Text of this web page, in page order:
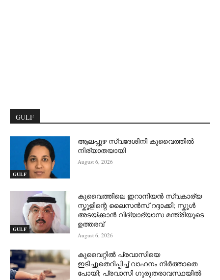
GULF
GULF
ആലപ്പുഴ സ്വദേശിനി കുവൈത്തിൽ
നിര്യാതയായി
August 6, 2026
GULF
കുവൈത്തിലെ ഇറാനിയൻ സ്വകാര്യ
സ്കൂളിന്റെ ലൈസൻസ് റദ്ദാക്കി; സ്കൂൾ
അടയ്ക്കാൻ വിദ്യാഭ്യാസ മന്ത്രിയുടെ
ഉത്തരവ്
August 6, 2026
കുവൈറ്റിൽ പ്രവാസിയെ
ഇടിച്ചുതെറിപ്പിച്ച് വാഹനം നിർത്താതെ
പോയി; പ്രവാസി ഗുരുതരാവസ്ഥയിൽ